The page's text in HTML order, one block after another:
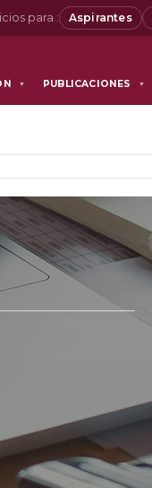
para : Aspirantes
▼ PUBLICACIONES ▼